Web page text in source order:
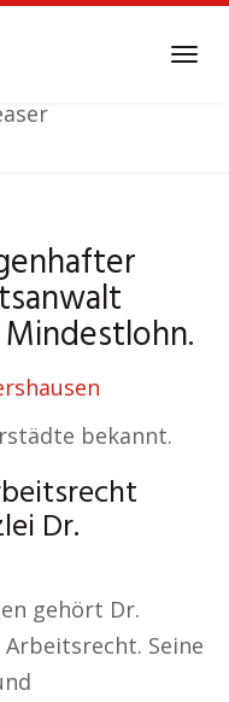
Mindestlohn.
bekannt.
Dr.
gehört Dr.
Seine